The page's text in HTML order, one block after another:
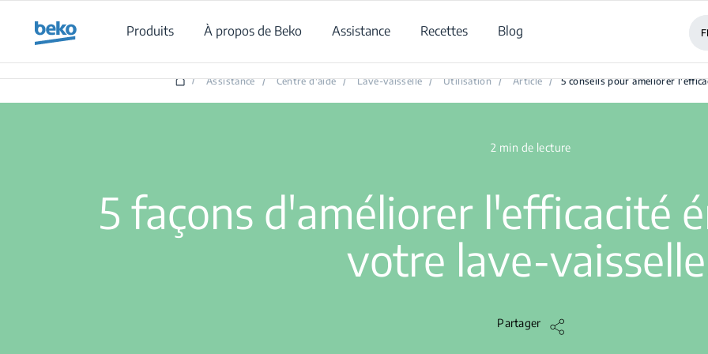
Produits
À propos de Beko Assistance Recettes Blog
/ Assistance / Centre d'aide / Lave-vaisselle / Utilisation / Article / 5 conseils pour améliorer
2 min de lecture
5 façons d'améliorer l'efficacité
votre lave-
Partager
5 conseils pour améliorer l'efficacité énergétique de votre lave-